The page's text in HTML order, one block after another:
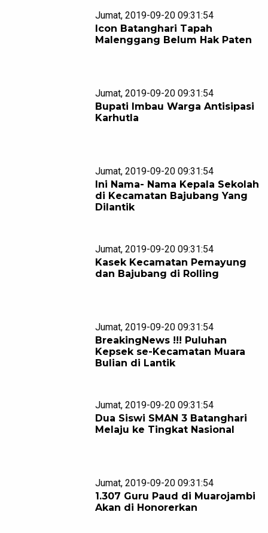
Jumat, 2019-09-20 09:31:54
Icon Batanghari Tapah
Malenggang Belum Hak Paten
Jumat, 2019-09-20 09:31:54
Bupati Imbau Warga Antisipasi
Karhutla
Jumat, 2019-09-20 09:31:54
Ini Nama- Nama Kepala Sekolah
di Kecamatan Bajubang Yang
Dilantik
Jumat, 2019-09-20 09:31:54
Kasek Kecamatan Pemayung
dan Bajubang di Rolling
Jumat, 2019-09-20 09:31:54
BreakingNews !!! Puluhan
Kepsek se-Kecamatan Muara
Bulian di Lantik
Jumat, 2019-09-20 09:31:54
Dua Siswi SMAN 3 Batanghari
Melaju ke Tingkat Nasional
Jumat, 2019-09-20 09:31:54
1.307 Guru Paud di Muarojambi
Akan di Honorerkan